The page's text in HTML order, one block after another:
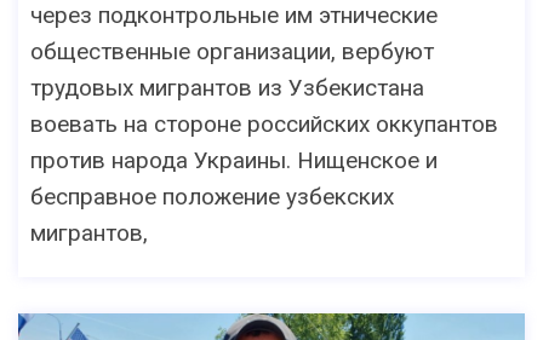
через подконтрольные им этнические
общественные организации, вербуют
трудовых мигрантов из Узбекистана
воевать на стороне российских оккупантов
против народа Украины. Нищенское и
бесправное положение узбекских
мигрантов,